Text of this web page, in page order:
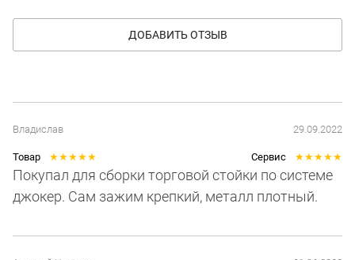
ДОБАВИТЬ ОТЗЫВ
Владислав 29.09.2022
Товар ★★★★★ Сервис ★★★★★
Покупал для сборки торговой стойки по системе
джокер. Сам зажим крепкий, металл плотный.